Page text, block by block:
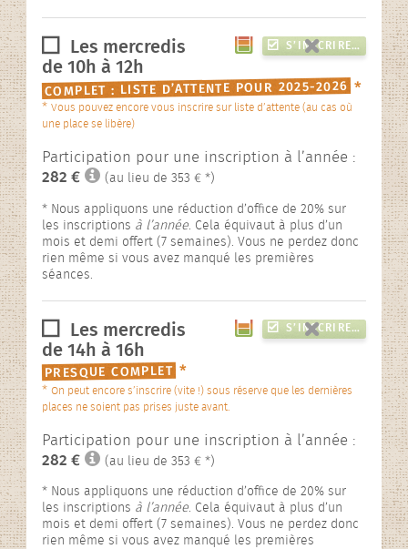
S’INSCRIRE…
Les mercredis
de 10h à 12h
COMPLET : LISTE D’ATTENTE POUR 2025-2026 *
* Vous pouvez encore vous inscrire sur liste d’attente (au cas où
une place se libère)
Participation pour une inscription à l’année :
282 €
(au lieu de 353 € *)
* Nous appliquons une réduction d’office de 20% sur
les inscriptions à l’année . Cela équivaut à plus d’un
mois et demi offert (7 semaines). Vous ne perdez donc
rien même si vous avez manqué les premières
séances.
S’INSCRIRE…
Les mercredis
de 14h à 16h
PRESQUE COMPLET *
* On peut encore s’inscrire (vite !) sous réserve que les dernières
places ne soient pas prises juste avant.
Participation pour une inscription à l’année :
282 €
(au lieu de 353 € *)
* Nous appliquons une réduction d’office de 20% sur
les inscriptions à l’année. Cela équivaut à plus d’un
mois et demi offert (7 semaines). Vous ne perdez donc
rien même si vous avez manqué les premières